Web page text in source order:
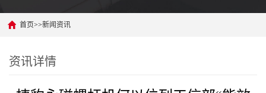
首页>>新闻资讯
资讯详情